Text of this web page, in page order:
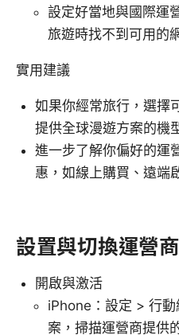
設定好當地與國際運
旅遊時找不到可用的
實用建議
如果你經常旅行，選擇
提供全球漫遊方案的機
進一步了解你偏好的運
惠，如線上購買、遠端
設置與切換運營
開啟與激活
iPhone：設定 > 行
案，掃描運營商提供